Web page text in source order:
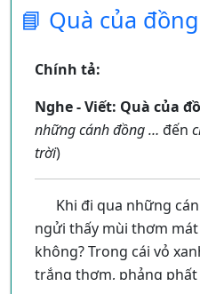
📘 Quà của
Chính tả:
Nghe - Viết: Quà của
những cánh đồng … đến
trời)
Khi đi qua những
ngửi thấy mùi thơm
không? Trong cái vỏ
trắng thơm, phảng